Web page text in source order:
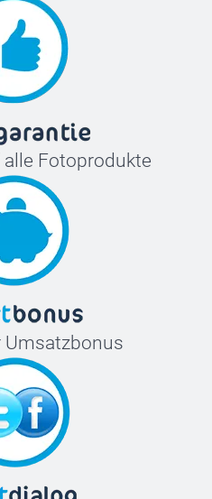
Fotoprodukte
Umsatzbonus